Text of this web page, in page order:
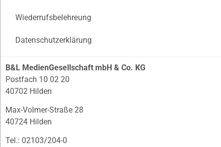
Wiederrufsbelehreung
Datenschutzerklärung
B&L MedienGesellschaft mbH & Co. KG
Postfach 10 02 20
40702 Hilden
Max-Volmer-Straße 28
40724 Hilden
Tel.: 02103/204-0